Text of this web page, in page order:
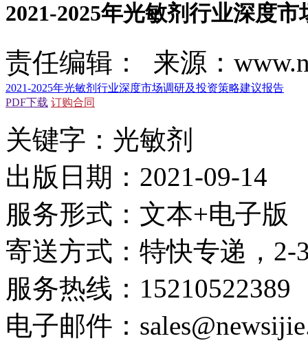
2021-2025年光敏剂行业深度
责任编辑： 来源：
2021-2025年光敏剂行业深度市场调研及投资策略建议报告
PDF下载 订购合同
关键字：光敏剂
出版日期：2021-09-14
服务形式：文本+电子版
寄送方式：特快专递，2-
服务热线：15210522389
电子邮件：